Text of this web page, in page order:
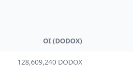
OI (DODOX)
128,609,240 DODOX